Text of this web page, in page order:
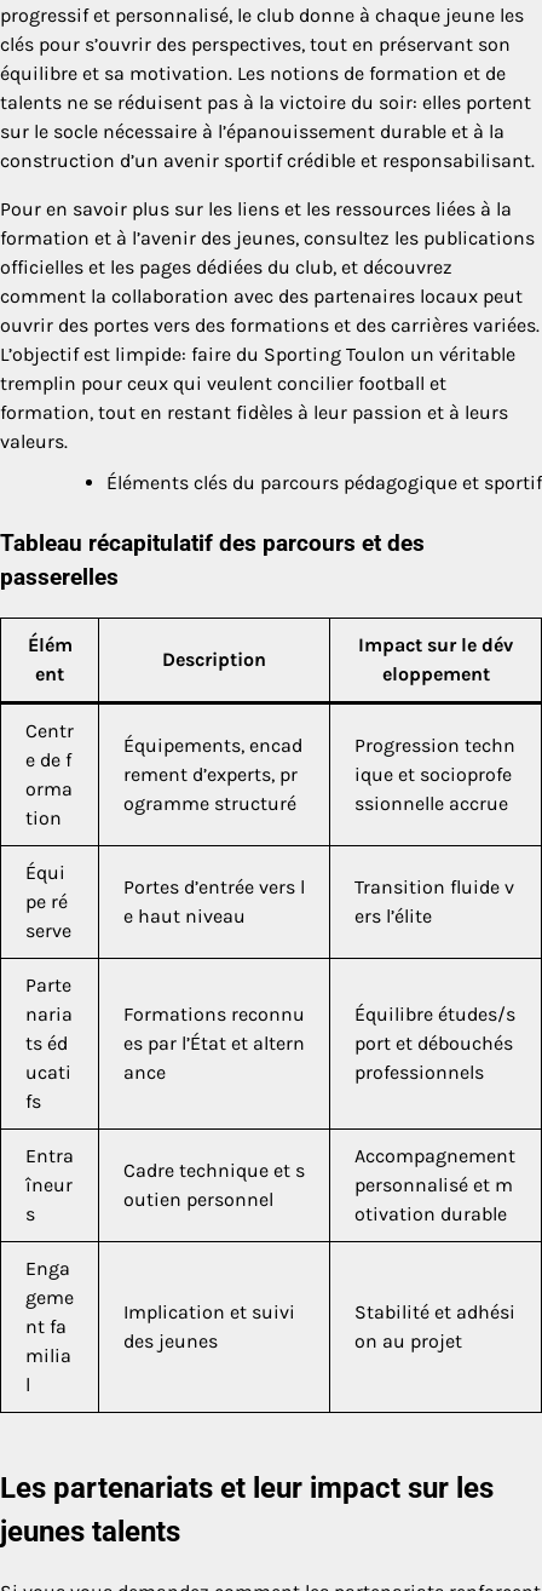
progressif et personnalisé, le club donne à chaque jeune les
clés pour s’ouvrir des perspectives, tout en préservant son
équilibre et sa motivation. Les notions de formation et de
talents ne se réduisent pas à la victoire du soir: elles portent
sur le socle nécessaire à l’épanouissement durable et à la
construction d’un avenir sportif crédible et responsabilisant.
Pour en savoir plus sur les liens et les ressources liées à la
formation et à l’avenir des jeunes, consultez les publications
officielles et les pages dédiées du club, et découvrez
comment la collaboration avec des partenaires locaux peut
ouvrir des portes vers des formations et des carrières variées.
L’objectif est limpide: faire du Sporting Toulon un véritable
tremplin pour ceux qui veulent concilier football et
formation, tout en restant fidèles à leur passion et à leurs
valeurs.
Éléments clés du parcours pédagogique et sportif
Tableau récapitulatif des parcours et des
passerelles
Élém
ent
Description
Impact sur le dév
eloppement
Centr
e de f
orma
tion
Équipements, encad
rement d’experts, pr
ogramme structuré
Progression techn
ique et socioprofe
ssionnelle accrue
Équi
pe ré
serve
Portes d’entrée vers l
e haut niveau
Transition fluide v
ers l’élite
Parte
naria
ts éd
ucati
fs
Formations reconnu
es par l’État et altern
ance
Équilibre études/s
port et débouchés
professionnels
Entra
îneur
s
Cadre technique et s
outien personnel
Accompagnement
personnalisé et m
otivation durable
Enga
geme
nt fa
milia
l
Implication et suivi
des jeunes
Stabilité et adhési
on au projet
Les partenariats et leur impact sur les
jeunes talents